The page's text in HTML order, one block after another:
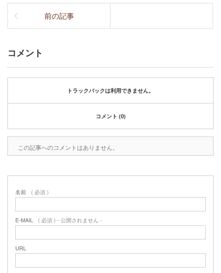
前の記事
コメント
トラックバックは利用できません。
コメント (0)
この記事へのコメントはありません。
名前 ( 必須 )
E-MAIL ( 必須 ) - 公開されません -
URL